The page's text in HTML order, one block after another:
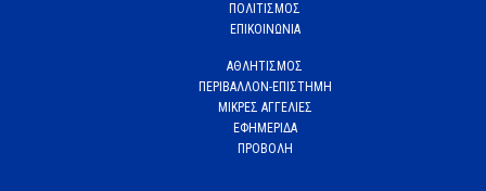
ΠΟΛΙΤΙΣΜΟΣ
ΕΠΙΚΟΙΝΩΝΙΑ
ΑΘΛΗΤΙΣΜΟΣ
ΠΕΡΙΒΑΛΛΟΝ-ΕΠΙΣΤΗΜΗ
ΜΙΚΡΕΣ ΑΓΓΕΛΙΕΣ
ΕΦΗΜΕΡΙΔΑ
ΠΡΟΒΟΛΗ